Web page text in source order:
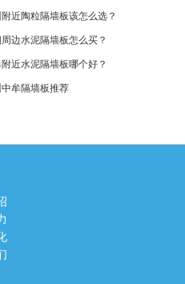
近陶粒隔墙板该怎么选？
边水泥隔墙板怎么买？
近水泥隔墙板哪个好？
牟隔墙板推荐